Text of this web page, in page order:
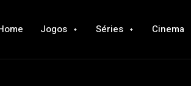
Jogos Séries Cinema